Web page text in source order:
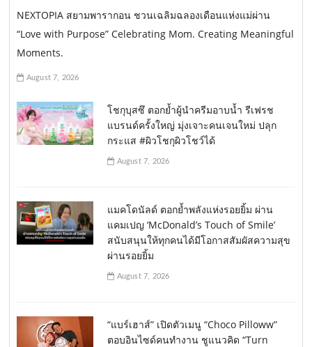
NEXTOPIA สยามพารากอน ชวนเฉลิมฉลองเดือนแห่งแม่ผ่าน
“Love with Purpose” Celebrating Mom. Creating Meaningful
Moments.
August 7, 2026
โชกุบุสซึ ตอกย้ำผู้นำครีมอาบน้ำ รีเฟรช
แบรนด์ครั้งใหญ่ มุ่งเจาะคนเจนใหม่ ปลุก
กระแส #ผิวโชกุผิวโชว์ได้
August 7, 2026
แมคโดนัลด์ ตอกย้ำพลังแห่งรอยยิ้ม ผ่าน
แคมเปญ ‘McDonald’s Touch of Smile’
สนับสนุนให้ทุกคนได้มีโอกาสสัมผัสความสุข
ผ่านรอยยิ้ม
August 7, 2026
“แบร์เฮาส์” เปิดตัวเมนู “Choco Pilloww”
ตอบอินไซด์คนทำงาน ชูแนวคิด “Turn